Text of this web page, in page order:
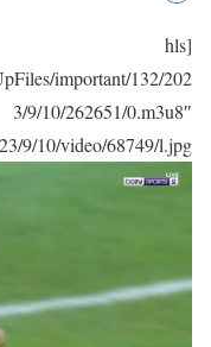
[hls
important/132/202
3/9/10/262651/0.m3u8″
9/10/video/68749/l.jpg”]